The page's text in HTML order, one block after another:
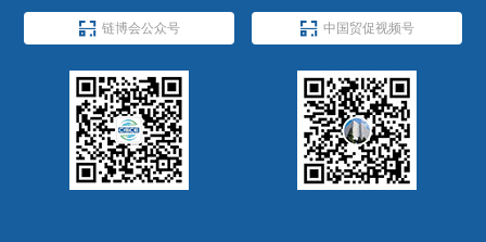
 链博会公众号  中国贸促视频号